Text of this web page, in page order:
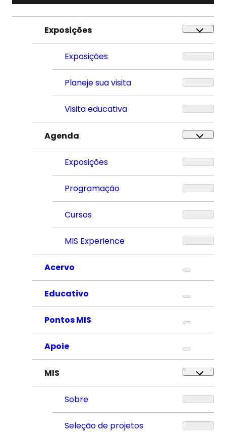
Exposições
Exposições
Planeje sua visita
Visita educativa
Agenda
Exposições
Programação
Cursos
MIS Experience
Acervo
Educativo
Pontos MIS
Apoie
MIS
Sobre
Seleção de projetos